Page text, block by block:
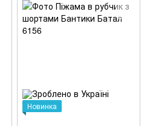
Новинка